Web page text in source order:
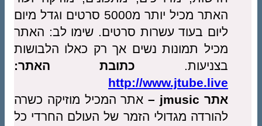
האתר מכיל יותר מ5000 סרטים וגדל מיום
ליום בעוד עשרות סרטים. שימו לב: האתר
מכיל תמונות נשים אך רק כאלו הלבושות
בצניעות. כתובת האתר:
http://www.jtube.live
אתר jmusic –
אתר המכיל מוזיקה כשרה
להורדה מגדולי הזמר של העולם החרדי כל